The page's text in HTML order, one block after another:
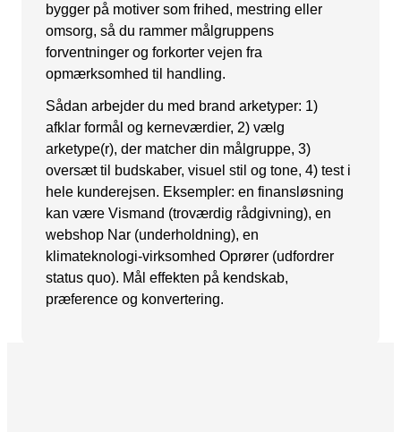
Meta annoncering
Snapchat annoncering
Pinterest annoncering
TikTok annoncering
PAID SEARCH
Google Ads
Display annoncering
YouTube annoncering
bygger på motiver som frihed, mestring eller
omsorg, så du rammer målgruppens
forventninger og forkorter vejen fra
opmærksomhed til handling.
Sådan arbejder du med brand arketyper: 1)
afklar formål og kerneværdier, 2) vælg
arketype(r), der matcher din målgruppe, 3)
oversæt til budskaber, visuel stil og tone, 4) test i
hele kunderejsen. Eksempler: en finansløsning
kan være Vismand (troværdig rådgivning), en
webshop Nar (underholdning), en
klimateknologi-virksomhed Oprører (udfordrer
status quo). Mål effekten på kendskab,
præference og konvertering.